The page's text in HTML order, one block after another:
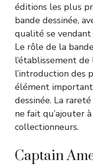
éditions les plus
bande dessinée,
qualité se
Le rôle de la
l’établissement
l’introduction des
élément important
dessinée. La
ne fait qu’ajouter
collectionneurs.
Captain